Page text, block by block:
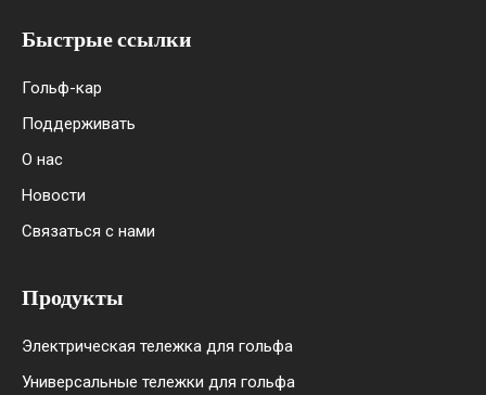
Быстрые ссылки
Гольф-кар
Поддерживать
О нас
Новости
Связаться с нами
Продукты
Электрическая тележка для гольфа
Универсальные тележки для гольфа